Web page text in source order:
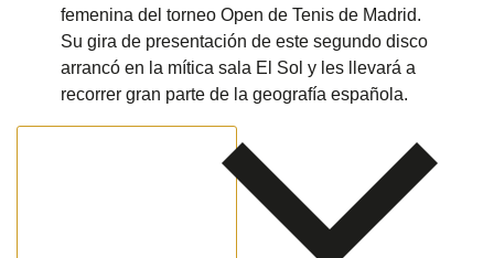
femenina del torneo Open de Tenis de Madrid.
Su gira de presentación de este segundo disco
arrancó en la mítica sala El Sol y les llevará a
recorrer gran parte de la geografía española.